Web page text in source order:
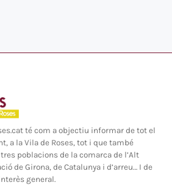
té com a objectiu informar de tot el
a la Vila de Roses, tot i que també
poblacions de la comarca de l’Alt
de Girona, de Catalunya i d’arreu… I de
general.